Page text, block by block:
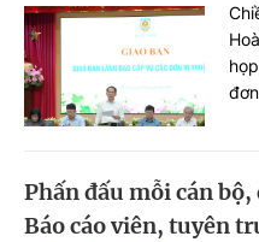
Phấn đấu mỗi cán
Báo cáo viên, tuyên